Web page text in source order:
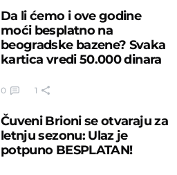
Da li ćemo i ove godine
moći besplatno na
beogradske bazene? Svaka
kartica vredi 50.000 dinara
0 1
Čuveni Brioni se otvaraju za
letnju sezonu: Ulaz je
potpuno BESPLATAN!